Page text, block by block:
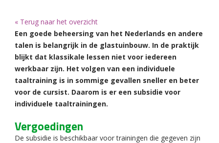
« Terug naar het overzicht
Een goede beheersing van het Nederlands en andere
talen is belangrijk in de glastuinbouw. In de praktijk
blijkt dat klassikale lessen niet voor iedereen
werkbaar zijn. Het volgen van een individuele
taaltraining is in sommige gevallen sneller en beter
voor de cursist. Daarom is er een subsidie voor
individuele taaltrainingen.
Vergoedingen
De subsidie is beschikbaar voor trainingen die gegeven zijn